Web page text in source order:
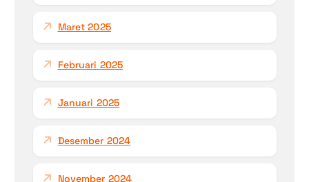
Maret 2025
Februari 2025
Januari 2025
Desember 2024
November 2024